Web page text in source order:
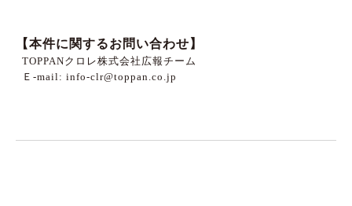
【本件に関するお問い合わせ】
TOPPANクロレ株式会社広報チーム
Ｅ -mail: info-clr@toppan.co.jp